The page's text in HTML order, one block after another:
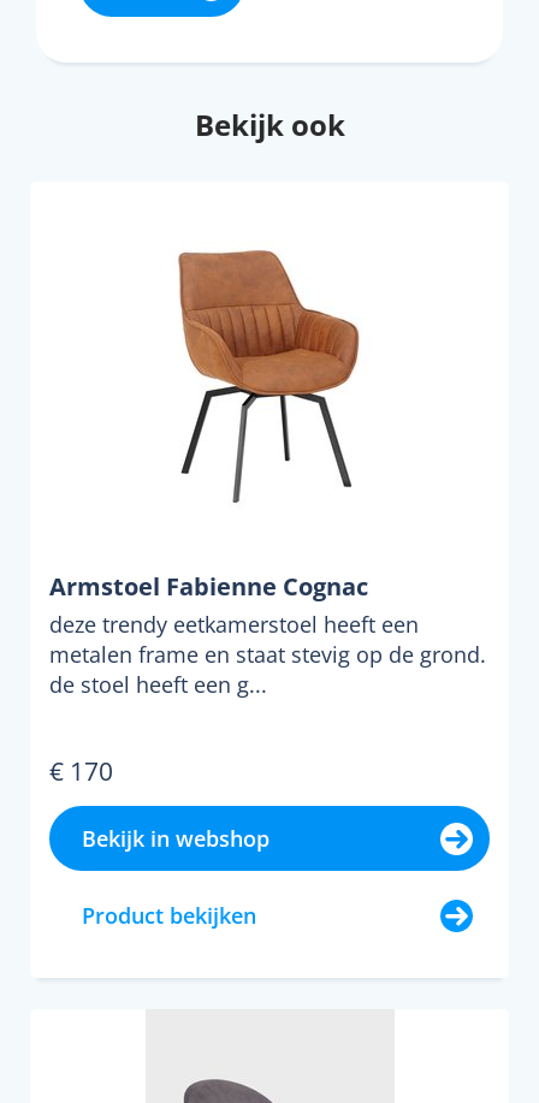
Bekijk ook
Armstoel Fabienne Cognac
deze trendy eetkamerstoel heeft een
metalen frame en staat stevig op de grond.
de stoel heeft een g...
€ 170
Bekijk in webshop
Product bekijken